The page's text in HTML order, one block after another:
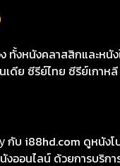
ทั้งหนังคลาสสิกและห
ดีย ซีรีย์ไทย ซีรีย์เกาห
บ i88hd.com ดูหนังโป
งออนไลน์ ด้วยการบริก